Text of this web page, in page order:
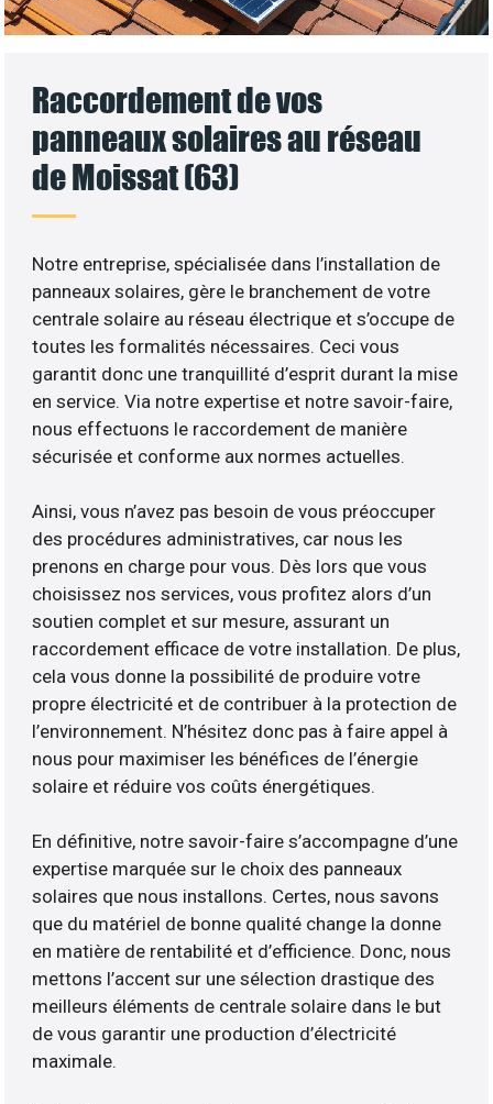
Raccordement de vos
panneaux solaires au réseau
de Moissat (63)
Notre entreprise, spécialisée dans l’installation de
panneaux solaires, gère le branchement de votre
centrale solaire au réseau électrique et s’occupe de
toutes les formalités nécessaires. Ceci vous
garantit donc une tranquillité d’esprit durant la mise
en service. Via notre expertise et notre savoir-faire,
nous effectuons le raccordement de manière
sécurisée et conforme aux normes actuelles.
Ainsi, vous n’avez pas besoin de vous préoccuper
des procédures administratives, car nous les
prenons en charge pour vous. Dès lors que vous
choisissez nos services, vous profitez alors d’un
soutien complet et sur mesure, assurant un
raccordement efficace de votre installation. De plus,
cela vous donne la possibilité de produire votre
propre électricité et de contribuer à la protection de
l’environnement. N’hésitez donc pas à faire appel à
nous pour maximiser les bénéfices de l’énergie
solaire et réduire vos coûts énergétiques.
En définitive, notre savoir-faire s’accompagne d’une
expertise marquée sur le choix des panneaux
solaires que nous installons. Certes, nous savons
que du matériel de bonne qualité change la donne
en matière de rentabilité et d’efficience. Donc, nous
mettons l’accent sur une sélection drastique des
meilleurs éléments de centrale solaire dans le but
de vous garantir une production d’électricité
maximale.